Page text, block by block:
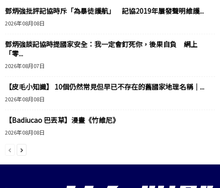
鄧炳強批評記協時斥「為暴徒護航」 記協2019年屢發聲明維護...
2026年08月08日
鄧炳強談記協時提國家安全：我一定會釘死你，後果自負 網上
「零...
2026年08月07日
【皮毛小知識】 10個仍然常見但早已不存在的舊國家地理名稱｜...
2026年08月08日
【Badiucao 巴丟草】漫畫《竹維尼》
2026年08月08日